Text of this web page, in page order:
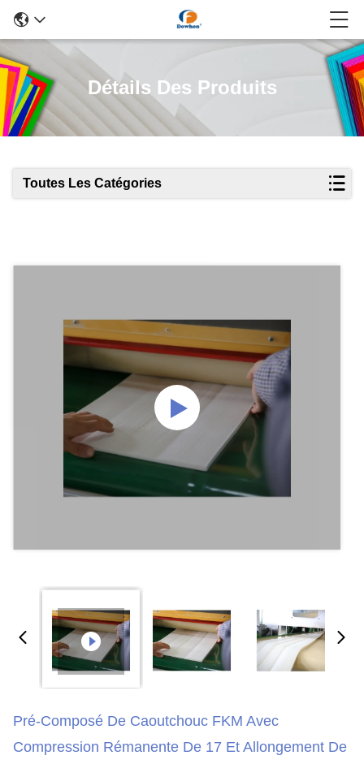
Détails Des Produits
Toutes Les Catégories
Pré-Composé De Caoutchouc FKM Avec
Compression Rémanente De 17 Et Allongement De